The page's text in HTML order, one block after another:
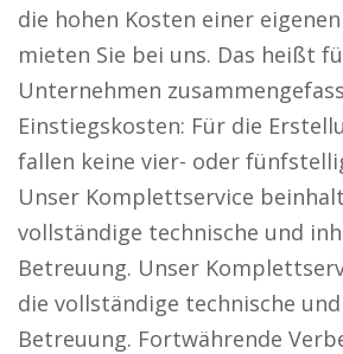
die hohen Kosten einer
mieten Sie bei uns. Das heißt
Unternehmen
Einstiegskosten: Für die
fallen keine vier- oder
Unser Komplettservice
vollständige technische und
Betreuung. Unser
die vollständige technische
Betreuung. Fortwährende